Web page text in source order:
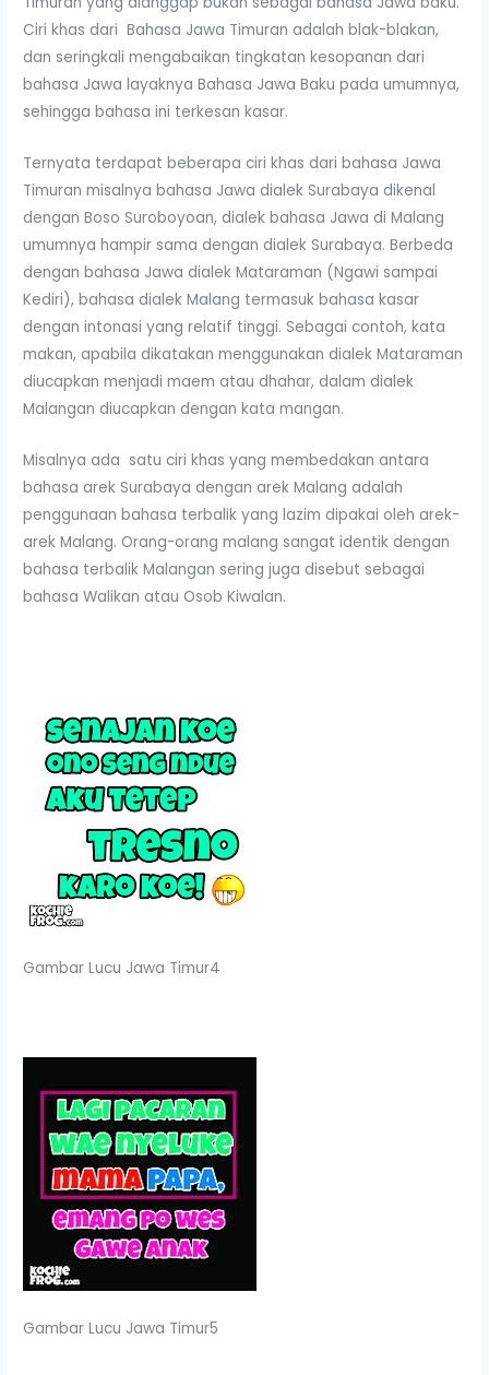
Ciri khas dari Bahasa Jawa Timuran adalah blak-blakan,
dan seringkali mengabaikan tingkatan kesopanan dari
bahasa Jawa layaknya Bahasa Jawa Baku pada umumnya,
sehingga bahasa ini terkesan kasar.
Ternyata terdapat beberapa ciri khas dari bahasa Jawa
Timuran misalnya bahasa Jawa dialek Surabaya dikenal
dengan Boso Suroboyoan, dialek bahasa Jawa di Malang
umumnya hampir sama dengan dialek Surabaya. Berbeda
dengan bahasa Jawa dialek Mataraman (Ngawi sampai
Kediri), bahasa dialek Malang termasuk bahasa kasar
dengan intonasi yang relatif tinggi. Sebagai contoh, kata
makan, apabila dikatakan menggunakan dialek Mataraman
diucapkan menjadi maem atau dhahar, dalam dialek
Malangan diucapkan dengan kata mangan.
Misalnya ada satu ciri khas yang membedakan antara
bahasa arek Surabaya dengan arek Malang adalah
penggunaan bahasa terbalik yang lazim dipakai oleh arek-
arek Malang. Orang-orang malang sangat identik dengan
bahasa terbalik Malangan sering juga disebut sebagai
bahasa Walikan atau Osob Kiwalan.
Gambar Lucu Jawa Timur4
Gambar Lucu Jawa Timur5